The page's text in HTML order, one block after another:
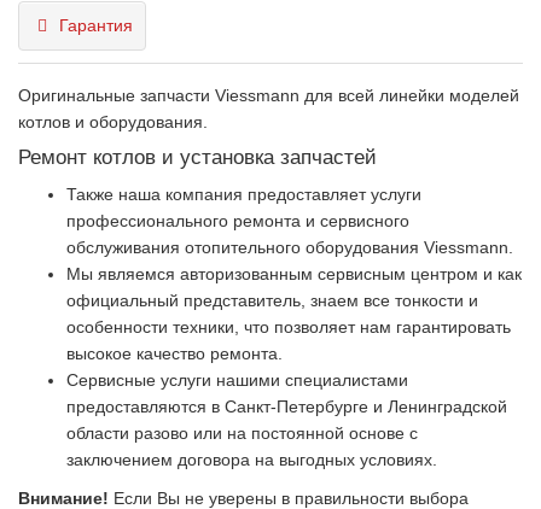
Гарантия
Оригинальные запчасти Viessmann для всей линейки моделей
котлов и оборудования.
Ремонт котлов и установка запчастей
Также наша компания предоставляет услуги
профессионального ремонта и сервисного
обслуживания отопительного оборудования Viessmann.
Мы являемся авторизованным сервисным центром и как
официальный представитель, знаем все тонкости и
особенности техники, что позволяет нам гарантировать
высокое качество ремонта.
Сервисные услуги нашими специалистами
предоставляются в Санкт-Петербурге и Ленинградской
области разово или на постоянной основе с
заключением договора на выгодных условиях.
Внимание! Если Вы не уверены в правильности выбора